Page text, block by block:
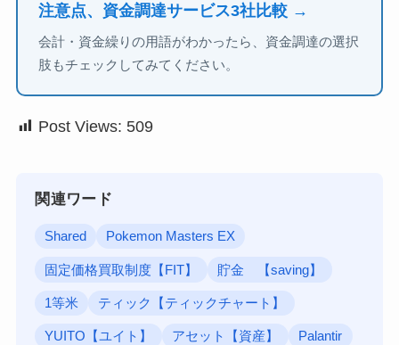
注意点、資金調達サービス3社比較 →
会計・資金繰りの用語がわかったら、資金調達の選択
肢もチェックしてみてください。
Post Views: 509
関連ワード
Shared Pokemon Masters EX
固定価格買取制度【FIT】 貯金 【saving】
1等米 ティック【ティックチャート】
YUITO【ユイト】 アセット【資産】 Palantir